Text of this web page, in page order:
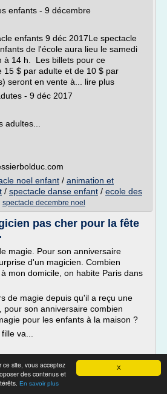
X
ce site, vous acceptez
des contenus et
En savoir plus
enfants - 9 décembre
enfants 9 déc 2017Le spectacle
de l'école aura lieu le samedi
à 14 h. Les billets pour ce
15 $ par adulte et de 10 $ par
seront en vente à... lire plus
- 9 déc 2017
noel enfant / animation et
/ spectacle danse enfant / ecole des
spectacle decembre noel
pas cher pour la fête
magie. Pour son anniversaire
d'un magicien. Combien
mon domicile, on habite Paris dans
de magie depuis qu'il a reçu une
pour son anniversaire combien
pour les enfants à la maison ?
va...
prod.com